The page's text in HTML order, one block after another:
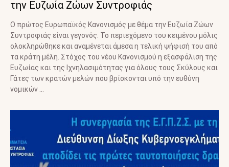
την Ευζωία Ζώων Συντροφιάς
Ο πρώτος Ευρωπαϊκός Κανονισμός με θέμα την Ευζωία Ζώων
Συντροφιάς είναι γεγονός. Το περιεχόμενο του κειμένου μόλις
ολοκληρώθηκε και αναμένεται άμεσα η τελική ψήφισή του από
τα κράτη μέλη. Στόχος του νέου Κανονισμού η εξασφάλιση της
Ευζωίας και της Ιχνηλασιμότητας για όλους τους Σκύλους και
Γάτες των κρατών μελών που βρίσκονται υπό την ευθύνη
νομικών …